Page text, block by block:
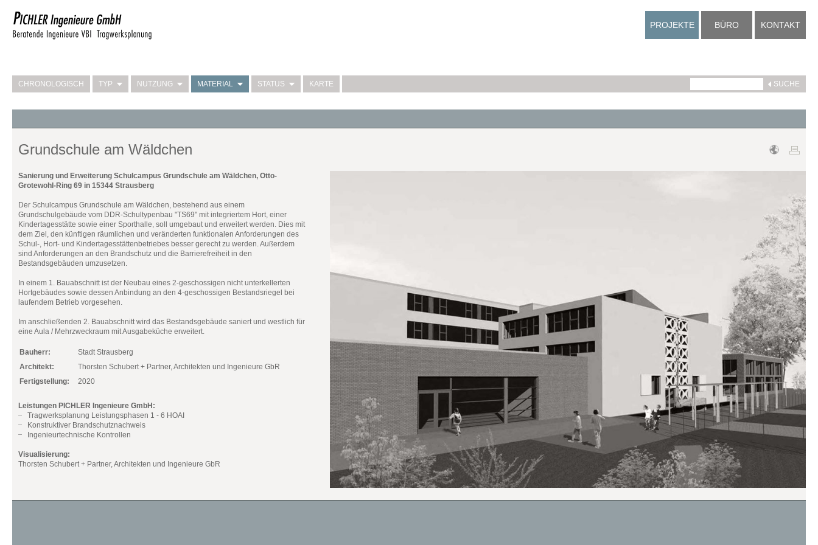
PROJEKTE
CHRONOLOGISCH TYP NUTZUNG MATERIAL STATUS KARTE
BÜRO KONTAKT
Grundschule am Wäldchen
Sanierung und Erweiterung Schulcampus Grundschule am Wäldchen, Otto-
Grotewohl-Ring 69 in 15344 Strausberg
Der Schulcampus Grundschule am Wäldchen, bestehend aus einem
Grundschulgebäude vom DDR-Schultypenbau "TS69" mit integriertem Hort, einer
Kindertagesstätte sowie einer Sporthalle, soll umgebaut und erweitert werden. Dies mit
dem Ziel, den künftigen räumlichen und veränderten funktionalen Anforderungen des
Schul-, Hort- und Kindertagesstättenbetriebes besser gerecht zu werden. Außerdem
sind Anforderungen an den Brandschutz und die Barrierefreiheit in den
Bestandsgebäuden umzusetzen.
In einem 1. Bauabschnitt ist der Neubau eines 2-geschossigen nicht unterkellerten
Hortgebäudes sowie dessen Anbindung an den 4-geschossigen Bestandsriegel bei
laufendem Betrieb vorgesehen.
Im anschließenden 2. Bauabschnitt wird das Bestandsgebäude saniert und westlich für
eine Aula / Mehrzweckraum mit Ausgabeküche erweitert.
Bauherr:
Stadt Strausberg
Architekt:
Thorsten Schubert + Partner, Architekten und Ingenieure GbR
Fertigstellung:
2020
Leistungen PICHLER Ingenieure GmbH:
Tragwerksplanung Leistungsphasen 1 - 6 HOAI
Konstruktiver Brandschutznachweis
Ingenieurtechnische Kontrollen
Visualisierung:
Thorsten Schubert + Partner, Architekten und Ingenieure GbR